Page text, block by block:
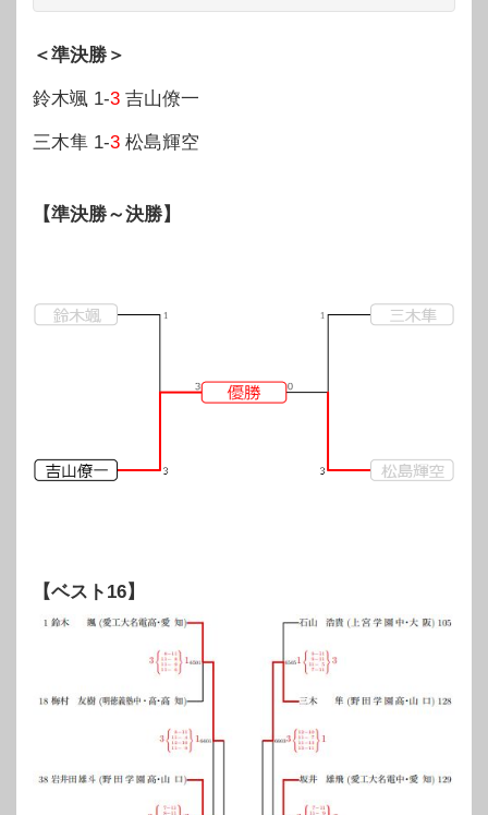
＜準決勝＞
鈴木颯 1-3 吉山僚一
三木隼 1-3 松島輝空
【準決勝～決勝】
【ベスト16】